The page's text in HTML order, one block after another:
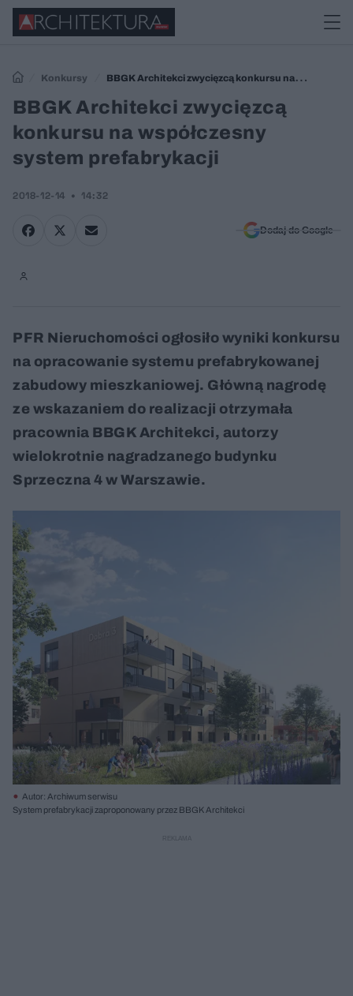
Konkursy
BBGK Architekci zwycięzcą konkursu na
współczesny system prefabrykacji
BBGK Architekci zwycięzcą
konkursu na współczesny
system prefabrykacji
2018-12-14 14:32
Dodaj do Google
PFR Nieruchomości ogłosiło wyniki konkursu
na opracowanie systemu prefabrykowanej
zabudowy mieszkaniowej. Główną nagrodę
ze wskazaniem do realizacji otrzymała
pracownia BBGK Architekci, autorzy
wielokrotnie nagradzanego budynku
Sprzeczna 4 w Warszawie.
Autor: Archiwum serwisu
System prefabrykacji zaproponowany przez BBGK Architekci